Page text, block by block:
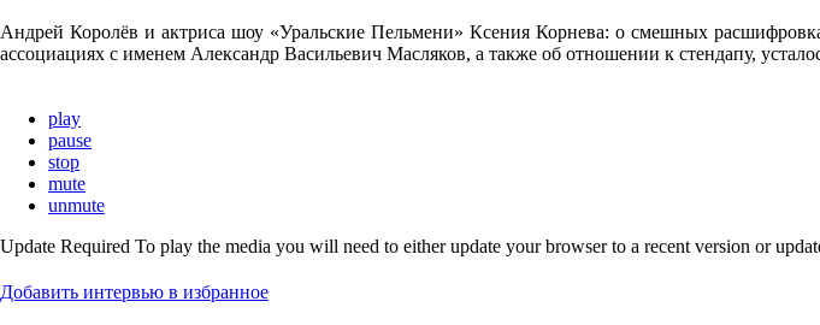
Андрей Королёв и актриса шоу «Уральские Пельмени» Ксения Корнева: о смешных
ассоциациях с именем Александр Васильевич Масляков, а также об отношении к стендапу,
play
pause
stop
mute
unmute
Update Required To play the media you will need to either update your browser to a recent version or
Добавить интервью в избранное